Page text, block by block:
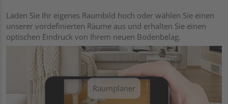
Laden Sie Ihr eigenes Raumbild hoch oder wählen Sie einen
unserer vordefinierten Räume aus und erhalten Sie einen
optischen Eindruck von Ihrem neuen Bodenbelag.
Raumplaner